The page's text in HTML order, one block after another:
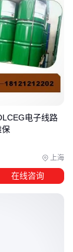
上海
电子线路
保
在线咨询